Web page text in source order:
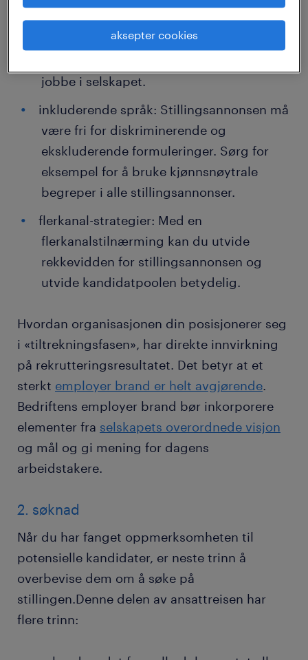
en nøyaktig beskrivelse:
Stillingsannonsen må gi en presis
jobbe i selskapet.
inkluderende språk: Stillingsannonsen må
være fri for diskriminerende og
ekskluderende formuleringer. Sørg for
eksempel for å bruke kjønnsnøytrale
begreper i alle stillingsannonser.
flerkanal-strategier: Med en
flerkanalstilnærming kan du utvide
rekkevidden for stillingsannonsen og
utvide kandidatpoolen betydelig.
Hvordan organisasjonen din posisjonerer seg
i «tiltrekningsfasen», har direkte innvirkning
på rekrutteringsresultatet. Det betyr at et
sterkt employer brand er helt avgjørende.
Bedriftens employer brand bør inkorporere
elementer fra selskapets overordnede visjon
og mål og gi mening for dagens
arbeidstakere.
2. søknad
Når du har fanget oppmerksomheten til
potensielle kandidater, er neste trinn å
overbevise dem om å søke på
stillingen.Denne delen av ansattreisen har
flere trinn:
aksepter cookies